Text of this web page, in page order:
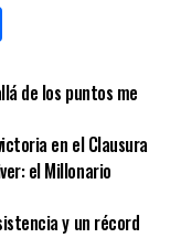
de los puntos me
en el Clausura
el Millonario
y un récord